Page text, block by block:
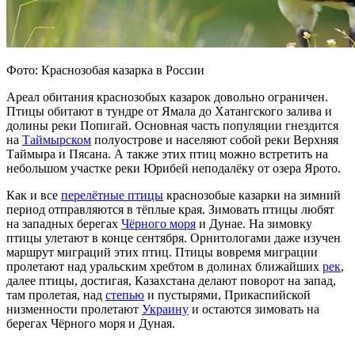
Фото: Краснозобая казарка в России
Ареал обитания краснозобых казарок довольно ограничен.
Птицы обитают в тундре от Ямала до Хатангского залива и
долины реки Попигай. Основная часть популяции гнездится
на Таймырском полуострове и населяют собой реки Верхняя
Таймыра и Пясана. А также этих птиц можно встретить на
небольшом участке реки Юрибей неподалёку от озера Ярото.
Как и все перелётные птицы краснозобые казарки на зимний
период отправляются в тёплые края. Зимовать птицы любят
на западных берегах Чёрного моря и Дунае. На зимовку
птицы улетают в конце сентября. Орнитологами даже изучен
маршрут миграций этих птиц. Птицы вовремя миграции
пролетают над уральским хребтом в долинах ближайших рек,
далее птицы, достигая, Казахстана делают поворот на запад,
там пролетая, над степью и пустырями, Прикаспийской
низменности пролетают Украину и остаются зимовать на
берегах Чёрного моря и Дуная.